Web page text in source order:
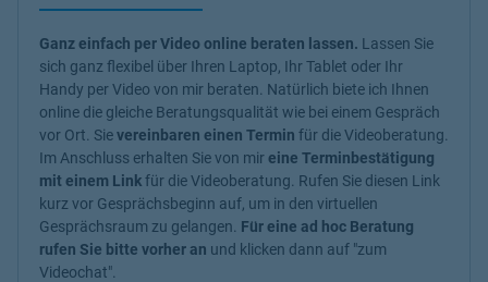
Ganz einfach per Video online beraten lassen. Lassen Sie
sich ganz flexibel über Ihren Laptop, Ihr Tablet oder Ihr
Handy per Video von mir beraten. Natürlich biete ich Ihnen
online die gleiche Beratungsqualität wie bei einem Gespräch
vor Ort. Sievereinbaren einen Termin für die Videoberatung.
Im Anschluss erhalten Sie von mireine Terminbestätigung
mit einem Linkfür die Videoberatung. Rufen Sie diesen Link
kurz vor Gesprächsbeginn auf, um in den virtuellen
Gesprächsraum zu gelangen. Für eine ad hoc Beratung
rufen Sie bitte vorher an und klicken dann auf "zum
Videochat".